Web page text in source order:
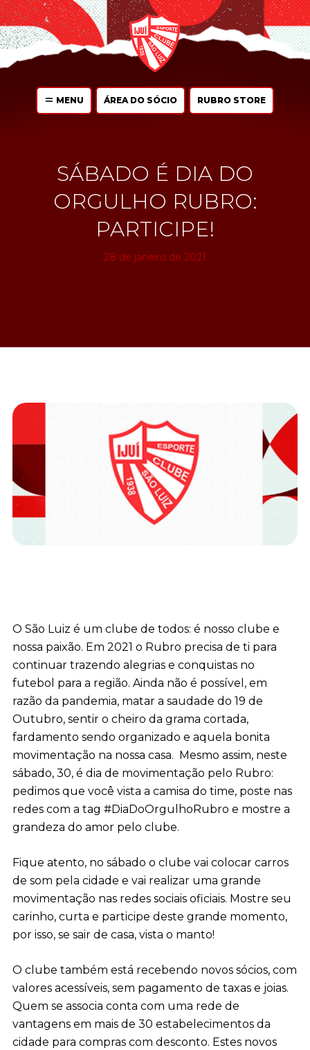
MENU ÁREA DO SÓCIO RUBRO STORE
SÁBADO É DIA DO
ORGULHO RUBRO:
PARTICIPE!
28 de janeiro de 2021
O São Luiz é um clube de todos: é nosso clube e
nossa paixão. Em 2021 o Rubro precisa de ti para
continuar trazendo alegrias e conquistas no
futebol para a região. Ainda não é possível, em
razão da pandemia, matar a saudade do 19 de
Outubro, sentir o cheiro da grama cortada,
fardamento sendo organizado e aquela bonita
movimentação na nossa casa. Mesmo assim, neste
sábado, 30, é dia de movimentação pelo Rubro:
pedimos que você vista a camisa do time, poste nas
redes com a tag #DiaDoOrgulhoRubro e mostre a
grandeza do amor pelo clube.
Fique atento, no sábado o clube vai colocar carros
de som pela cidade e vai realizar uma grande
movimentação nas redes sociais oficiais. Mostre seu
carinho, curta e participe deste grande momento,
por isso, se sair de casa, vista o manto!
O clube também está recebendo novos sócios, com
valores acessíveis, sem pagamento de taxas e joias.
Quem se associa conta com uma rede de
vantagens em mais de 30 estabelecimentos da
cidade para compras com desconto. Estes novos